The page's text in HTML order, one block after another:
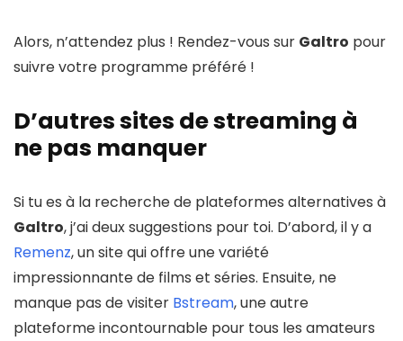
Alors, n’attendez plus ! Rendez-vous sur Galtro pour
suivre votre programme préféré !
D’autres sites de streaming à
ne pas manquer
Si tu es à la recherche de plateformes alternatives à
Galtro, j’ai deux suggestions pour toi. D’abord, il y a
Remenz, un site qui offre une variété
impressionnante de films et séries. Ensuite, ne
manque pas de visiter Bstream, une autre
plateforme incontournable pour tous les amateurs